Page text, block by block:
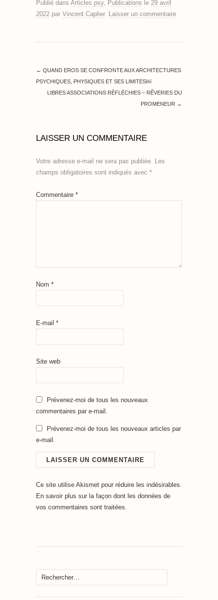
Publié dans Articles psy, Publications le 29 avril
2022 par Vincent Caplier. Laisser un commentaire
← QUAND EROS SE CONFRONTE AUX ARCHITECTURES
PSYCHIQUES, PHYSIQUES ET SES LIMITES￼
LIBRES ASSOCIATIONS RÉFLÉCHIES – RÊVERIES DU
PROMENEUR →
LAISSER UN COMMENTAIRE
Votre adresse e-mail ne sera pas publiée. Les
champs obligatoires sont indiqués avec *
Commentaire *
Nom *
E-mail *
Site web
Prévenez-moi de tous les nouveaux
commentaires par e-mail.
Prévenez-moi de tous les nouveaux articles par
e-mail.
Ce site utilise Akismet pour réduire les indésirables.
En savoir plus sur la façon dont les données de
vos commentaires sont traitées.
Rechercher :